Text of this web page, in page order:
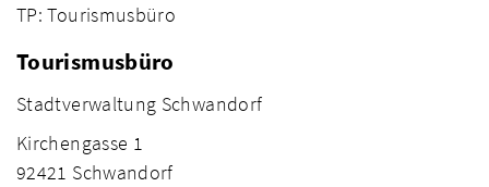
TP: Tourismusbüro
Tourismusbüro
Stadtverwaltung Schwandorf
Kirchengasse 1
92421 Schwandorf